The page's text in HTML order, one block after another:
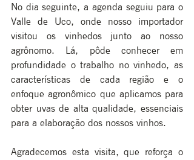
No dia seguinte, a agenda seguiu para o
Valle de Uco, onde nosso importador
visitou os vinhedos junto ao nosso
agrônomo. Lá, pôde conhecer em
profundidade o trabalho no vinhedo, as
características de cada região e o
enfoque agronômico que aplicamos para
obter uvas de alta qualidade, essenciais
para a elaboração dos nossos vinhos.
Agradecemos esta visita, que reforça o